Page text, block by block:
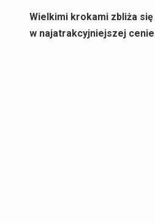
Wielkimi krokami zbliża
w najatrakcyjniejszej